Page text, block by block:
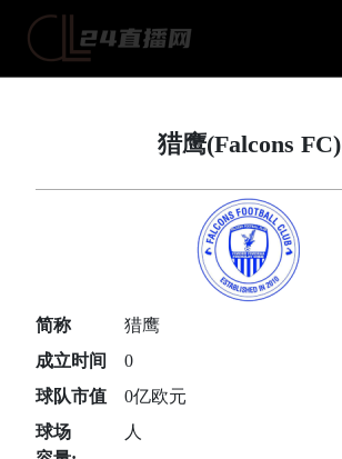
猎鹰(Falcons FC)
简称
猎鹰
成立时间
0
球队市值
0亿欧元
球场
人